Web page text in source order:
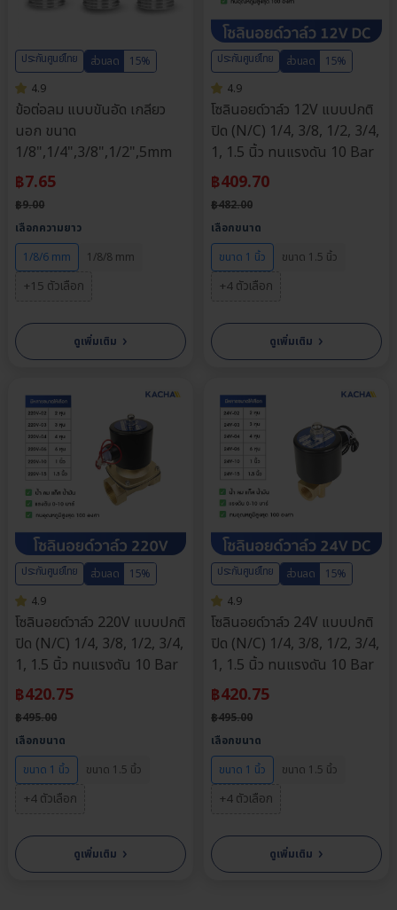
ประกันศูนย์ไทย ส่วนลด
15%
4.9
ข้อต่อลม แบบขันอัด เกลียว
นอก ขนาด
1/8",1/4",3/8",1/2",5mm
฿7.65
฿9.00
เลือกความยาว
1/8/6 mm
1/8/8 mm
+15 ตัวเลือก
ดูเพิ่มเติม ›
ประกันศูนย์ไทย ส่วนลด
15%
4.9
โซลินอยด์วาล์ว 12V แบบปกติ
ปิด (N/C) 1/4, 3/8, 1/2, 3/4,
1, 1.5 นิ้ว ทนแรงดัน 10 Bar
฿409.70
฿482.00
เลือกขนาด
ขนาด 1 นิ้ว
ขนาด 1.5 นิ้ว
+4 ตัวเลือก
ดูเพิ่มเติม ›
ประกันศูนย์ไทย ส่วนลด
15%
4.9
โซลินอยด์วาล์ว 220V แบบปกติ
ปิด (N/C) 1/4, 3/8, 1/2, 3/4,
1, 1.5 นิ้ว ทนแรงดัน 10 Bar
฿420.75
฿495.00
เลือกขนาด
ขนาด 1 นิ้ว
ขนาด 1.5 นิ้ว
+4 ตัวเลือก
ดูเพิ่มเติม ›
ประกันศูนย์ไทย ส่วนลด
15%
4.9
โซลินอยด์วาล์ว 24V แบบปกติ
ปิด (N/C) 1/4, 3/8, 1/2, 3/4,
1, 1.5 นิ้ว ทนแรงดัน 10 Bar
฿420.75
฿495.00
เลือกขนาด
ขนาด 1 นิ้ว
ขนาด 1.5 นิ้ว
+4 ตัวเลือก
ดูเพิ่มเติม ›